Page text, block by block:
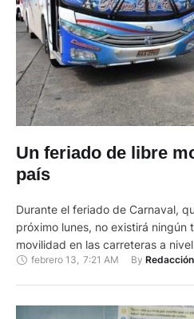
Un feriado de libre
país
Durante el feriado de Carnaval,
próximo lunes, no existirá ningún
movilidad en las carreteras a
Juan Zapata, presidente del
febrero 13 7:21 AM By